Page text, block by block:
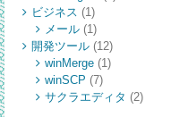
ビジネス (1)
メール(1)
開発ツール(12)
winMerge(1)
winSCP (7)
サクラエディタ (2)